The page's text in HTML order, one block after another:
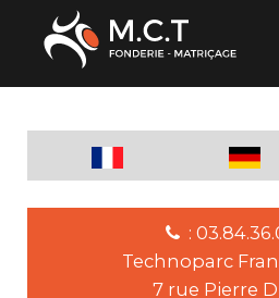
:
Technoparc
7 rue Pierre